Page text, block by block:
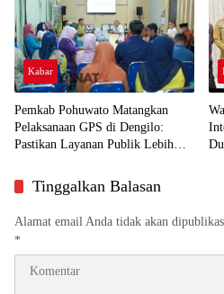
Kabar
Pemkab Pohuwato Matangkan
Pelaksanaan GPS di Dengilo:
Pastikan Layanan Publik Lebih
Tinggalkan Balasan
Alamat email Anda tidak akan
*